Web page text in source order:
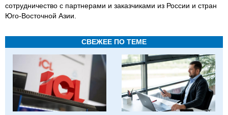
сотрудничество с партнерами и заказчиками из России и стран
Юго-Восточной Азии.
СВЕЖЕЕ ПО ТЕМЕ